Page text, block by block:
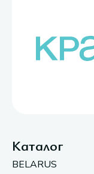
Каталог
BELARUS